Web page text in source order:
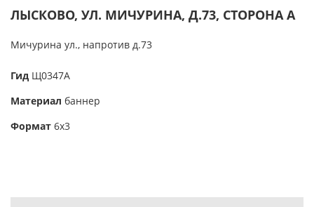
ЛЫСКОВО, УЛ. МИЧУРИНА, Д.73, СТОРОНА А
Мичурина ул., напротив д.73
Гид Щ0347А
Материал баннер
Формат 6х3